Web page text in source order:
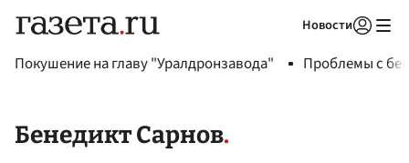
Новости
Покушение на главу "Уралдронзавода" Проблемы с
Бенедикт Сарнов